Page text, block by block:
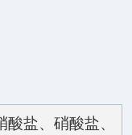
盐、硝酸盐、